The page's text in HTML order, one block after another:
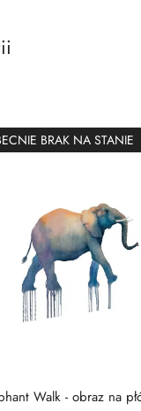
BRAK NA STANIE
Walk - obraz na